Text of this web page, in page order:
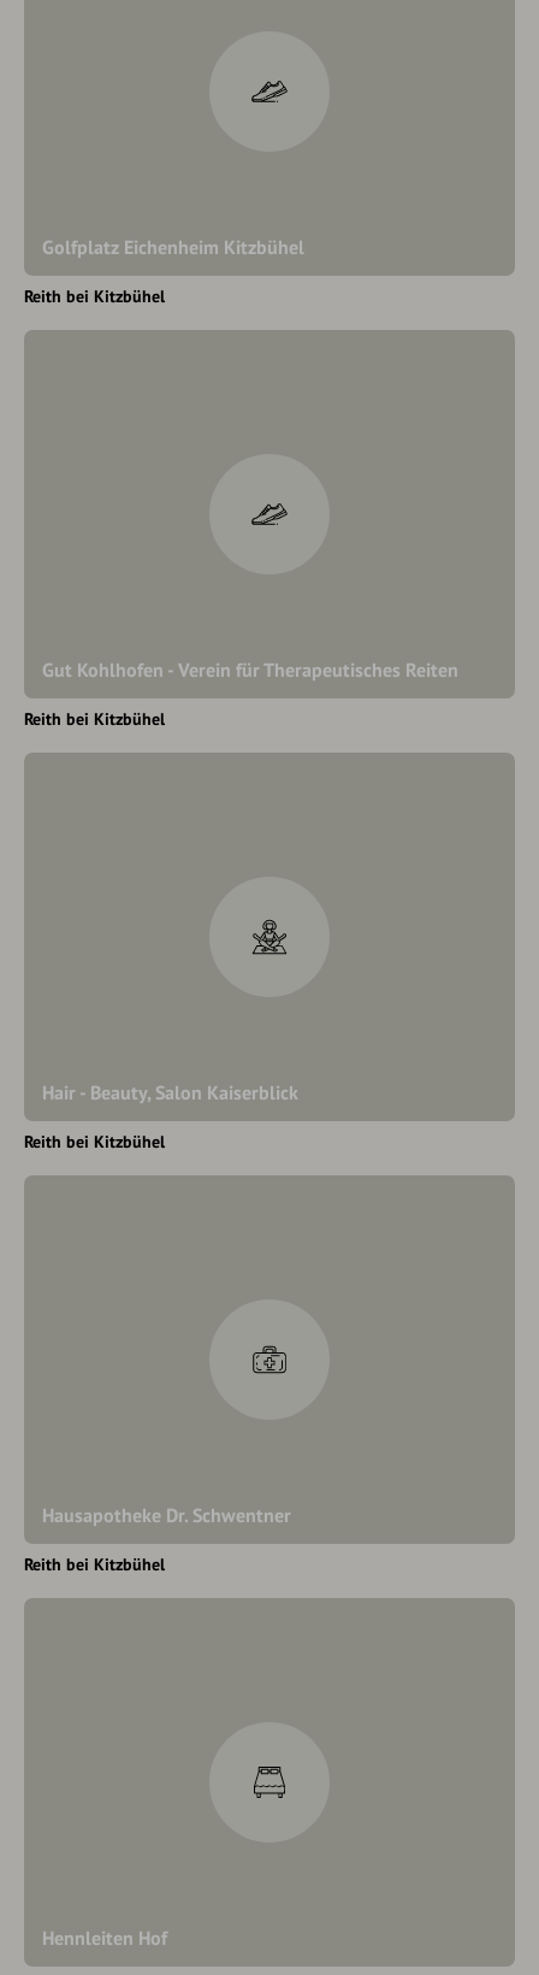
Golfplatz Eichenheim Kitzbühel
Reith bei Kitzbühel
Gut Kohlhofen - Verein für Therapeutisches Reiten
Reith bei Kitzbühel
Hair - Beauty, Salon Kaiserblick
Reith bei Kitzbühel
Hausapotheke Dr. Schwentner
Reith bei Kitzbühel
Hennleiten Hof